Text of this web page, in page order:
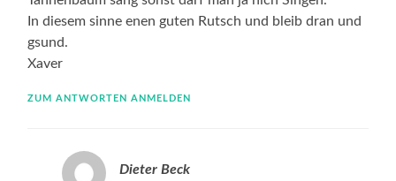
In diesem sinne enen guten Rutsch und bleib dran und
gsund.
Xaver
ZUM ANTWORTEN ANMELDEN
Dieter Beck